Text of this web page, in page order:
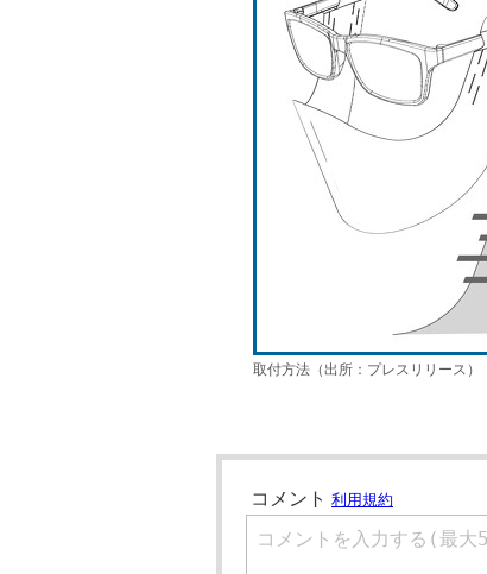
取付方法（出所：プレスリリース）